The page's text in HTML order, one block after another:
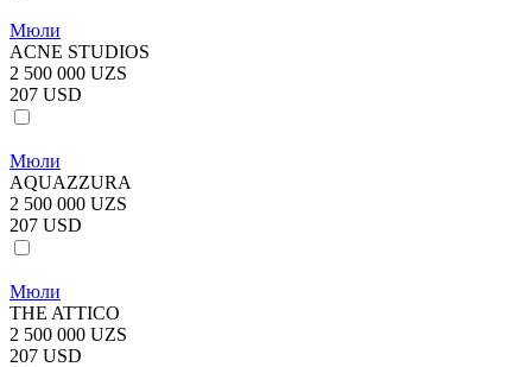
Мюли
ACNE STUDIOS
2 500 000 UZS
207 USD
Мюли
AQUAZZURA
2 500 000 UZS
207 USD
Мюли
THE ATTICO
2 500 000 UZS
207 USD